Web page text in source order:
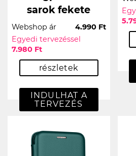
sarok fekete
Webshop ár
4.990 Ft
Egyedi tervezéssel
7.980 Ft
részletek
INDULHAT A
TERVEZÉS